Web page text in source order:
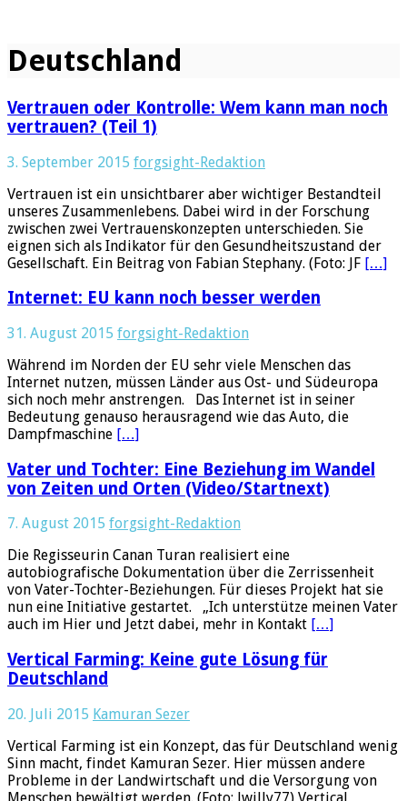
Deutschland
Vertrauen oder Kontrolle: Wem kann man noch
vertrauen? (Teil 1)
3. September 2015 forgsight-Redaktion
Vertrauen ist ein unsichtbarer aber wichtiger Bestandteil
unseres Zusammenlebens. Dabei wird in der Forschung
zwischen zwei Vertrauenskonzepten unterschieden. Sie
eignen sich als Indikator für den Gesundheitszustand der
Gesellschaft. Ein Beitrag von Fabian Stephany. (Foto: JF […]
Internet: EU kann noch besser werden
31. August 2015 forgsight-Redaktion
Während im Norden der EU sehr viele Menschen das
Internet nutzen, müssen Länder aus Ost- und Südeuropa
sich noch mehr anstrengen. Das Internet ist in seiner
Bedeutung genauso herausragend wie das Auto, die
Dampfmaschine […]
Vater und Tochter: Eine Beziehung im Wandel
von Zeiten und Orten (Video/Startnext)
7. August 2015 forgsight-Redaktion
Die Regisseurin Canan Turan realisiert eine
autobiografische Dokumentation über die Zerrissenheit
von Vater-Tochter-Beziehungen. Für dieses Projekt hat sie
nun eine Initiative gestartet. „Ich unterstütze meinen Vater
auch im Hier und Jetzt dabei, mehr in Kontakt […]
Vertical Farming: Keine gute Lösung für
Deutschland
20. Juli 2015 Kamuran Sezer
Vertical Farming ist ein Konzept, das für Deutschland wenig
Sinn macht, findet Kamuran Sezer. Hier müssen andere
Probleme in der Landwirtschaft und die Versorgung von